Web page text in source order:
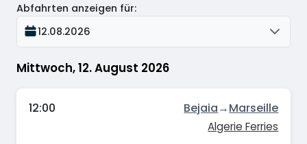
Mittwoch, 12. August 2026
Abfahrten anzeigen für:
12.08.2026
12:00 Bejaia→Marseille
Algerie Ferries